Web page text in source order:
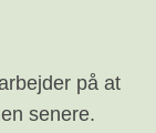
på at
senere.